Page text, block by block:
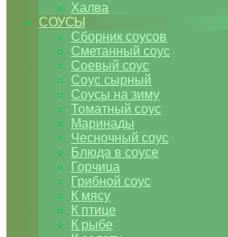
Халва
СОУСЫ
Сборник соусов
Сметанный соус
Соевый соус
Соус сырный
Соусы на зиму
Томатный соус
Маринады
Чесночный соус
Блюда в соусе
Горчица
Грибной соус
К мясу
К птице
К рыбе